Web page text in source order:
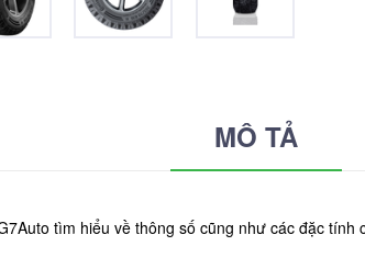
MÔ TẢ
tìm hiểu về thông số cũng như các đặc